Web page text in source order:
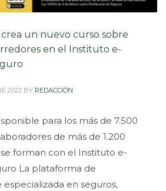
crea un nuevo curso sobre
en el Instituto e-
2022 BY REDACCIÓN
para los más de 7.500
de más de 1.200
forman con el Instituto e-
La plataforma de
en seguros,